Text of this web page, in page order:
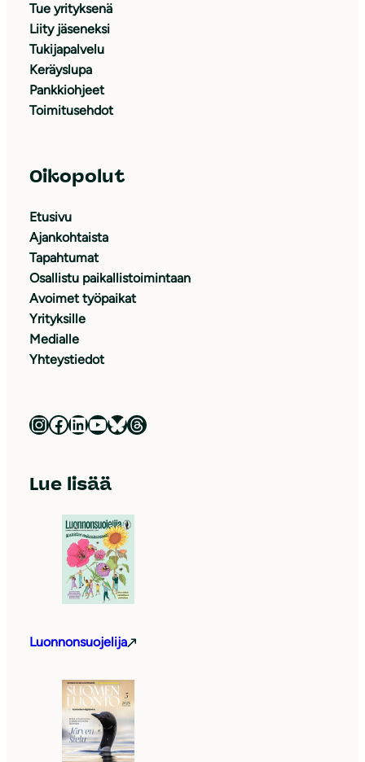
Tue yrityksenä
Liity jäseneksi
Tukijapalvelu
Keräyslupa
Pankkiohjeet
Toimitusehdot
Oikopolut
Etusivu
Ajankohtaista
Tapahtumat
Osallistu paikallistoimintaan
Avoimet työpaikat
Yrityksille
Medialle
Yhteystiedot
Luonnonsuojeluliitto Instagramissa Luonnonsuojeluliitto Facebookissa Luonnonsuojeluliitto LinkedInissä Luonnonsuojeluliiton YouTube-kanava Luonnonsuojeluliitto Blueskyssa Luonnonsuojeluliitto Threadsissa
Lue lisää
Luonnonsuojelija